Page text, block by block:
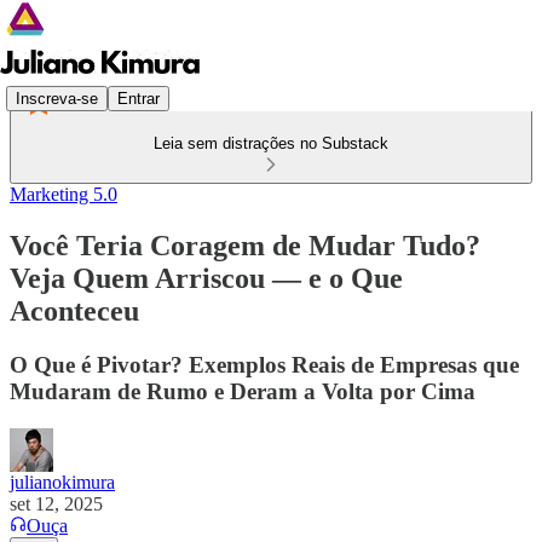
Inscreva-se Entrar
Leia sem distrações no Substack
Marketing 5.0
Você Teria Coragem de Mudar Tudo?
Veja Quem Arriscou — e o Que
Aconteceu
O Que é Pivotar? Exemplos Reais de Empresas que
Mudaram de Rumo e Deram a Volta por Cima
julianokimura
set 12, 2025
Ouça